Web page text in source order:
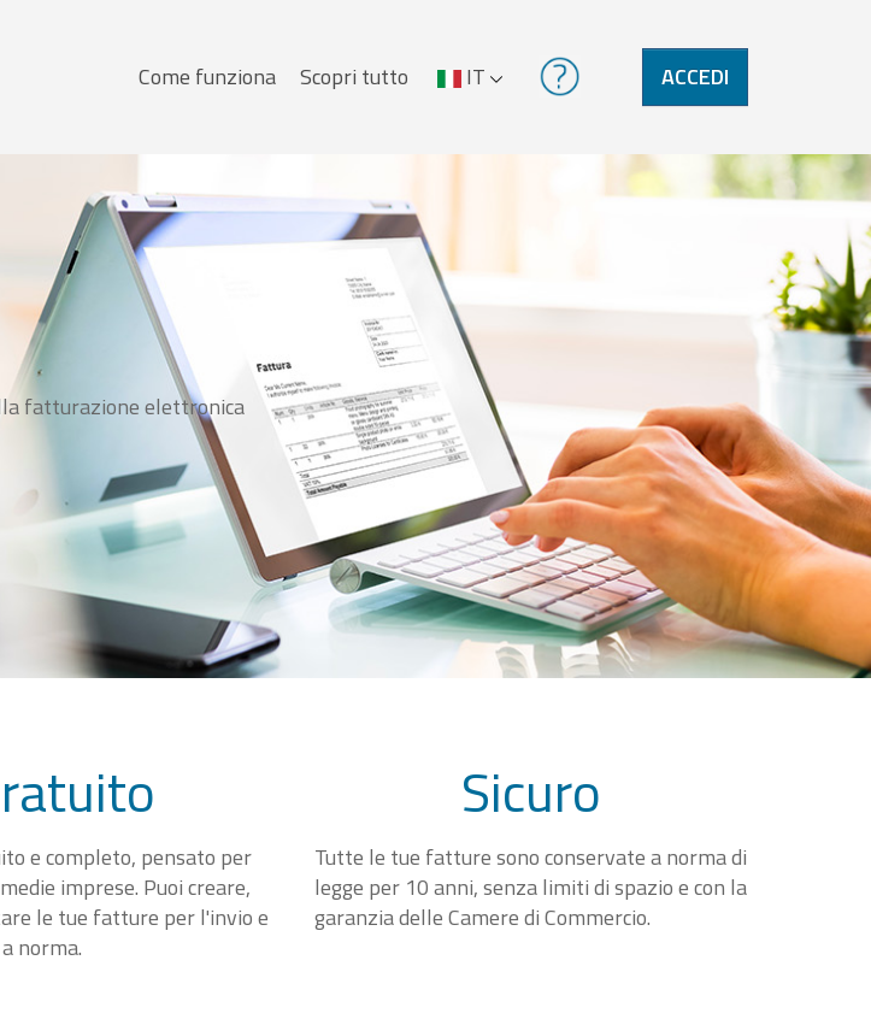
Menu
Come funziona Scopri tutto IT ACCEDI
fatturazione elettronica
e completo, pensato per
imprese. Puoi creare,
le tue fatture per l'invio e
norma.
Sicuro
Tutte le tue fatture sono conservate a norma di
legge per 10 anni, senza limiti di spazio e con la
garanzia delle Camere di Commercio.